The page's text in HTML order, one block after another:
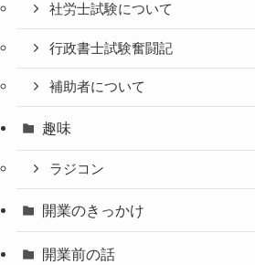
社労士試験について
行政書士試験奮闘記
補助者について
趣味
ラジコン
開業のきっかけ
開業前の話